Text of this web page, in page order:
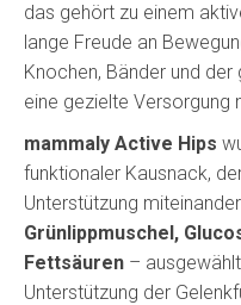
das gehört zu einem
lange Freude an
Knochen, Bänder und
eine gezielte Versorgung
mammaly Active Hips
funktionaler Kausnack,
Unterstützung
Grünlippmuschel,
Fettsäuren –
Unterstützung der